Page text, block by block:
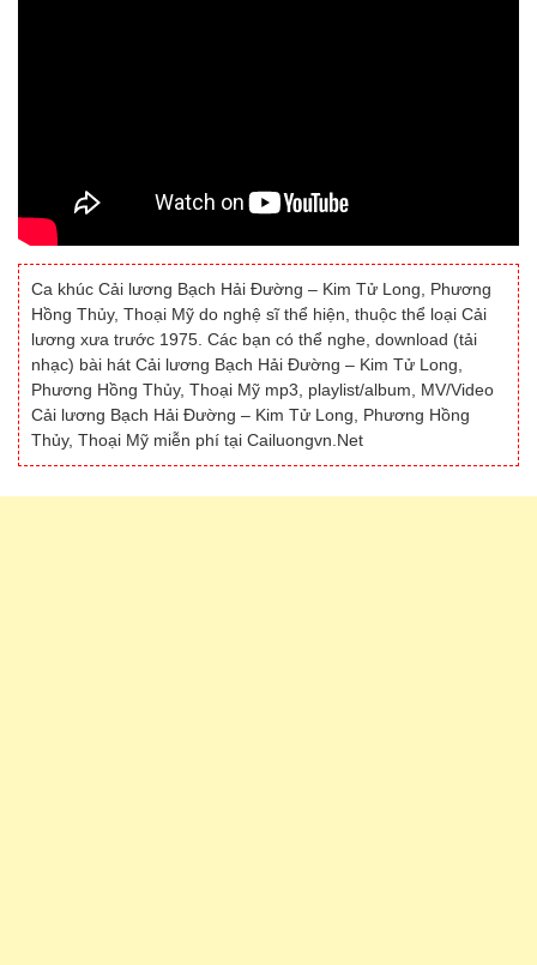
Ca khúc Cải lương Bạch Hải Đường – Kim Tử Long, Phương
Hồng Thủy, Thoại Mỹ do nghệ sĩ thể hiện, thuộc thể loại Cải
lương xưa trước 1975. Các bạn có thể nghe, download (tải
nhạc) bài hát Cải lương Bạch Hải Đường – Kim Tử Long,
Phương Hồng Thủy, Thoại Mỹ mp3, playlist/album, MV/Video
Cải lương Bạch Hải Đường – Kim Tử Long, Phương Hồng
Thủy, Thoại Mỹ miễn phí tại Cailuongvn.Net